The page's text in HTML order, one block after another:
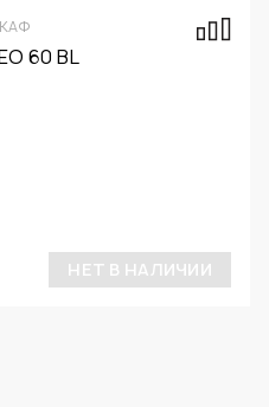
НЕТ В НАЛИЧИИ